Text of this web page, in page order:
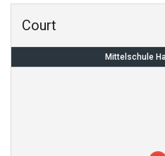
Court
Mittelschule